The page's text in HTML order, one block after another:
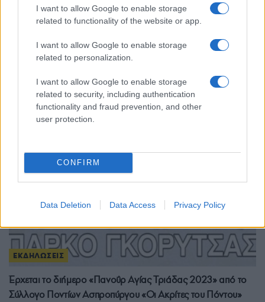
I want to allow Google to enable storage
related to functionality of the website or app.
I want to allow Google to enable storage
related to personalization.
I want to allow Google to enable storage
related to security, including authentication
functionality and fraud prevention, and other
user protection.
CONFIRM
Data Deletion Data Access Privacy Policy
Παναγία Σουμελά Αχαρνών: Πολυήμερες θρησκευτικές και
καλλιτεχνικές εκδηλώσεις για την Κοίμηση της Θεοτόκου με
το Παλαιό Ημερολόγιο
ΕΚΔΗΛΩΣΕΙΣ
Έρχεται το διήμερο «Πανοΰρ Αγίας Τριάδας 2023» από το
Σύλλογο Ποντίων Ασπροπύργου «Οι Ακρίτες του Πόντου»